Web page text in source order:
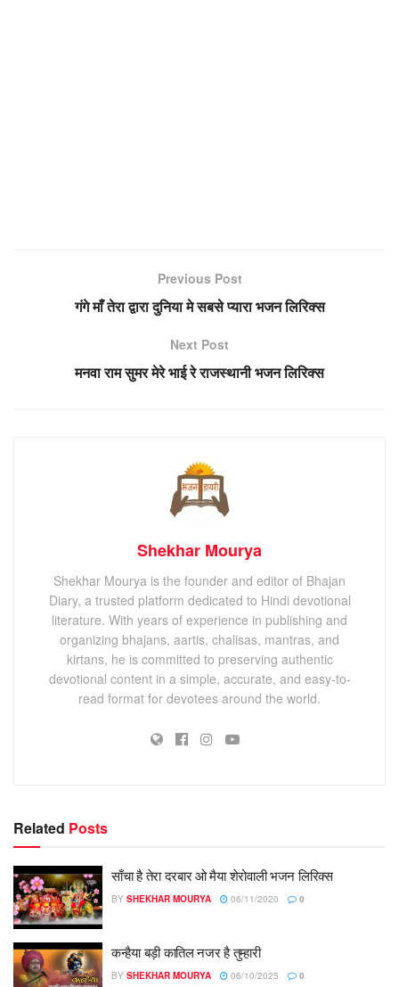
Previous Post
गंगे माँ तेरा द्वारा दुनिया मे सबसे प्यारा भजन लिरिक्स
Next Post
मनवा राम सुमर मेरे भाई रे राजस्थानी भजन लिरिक्स
Shekhar Mourya
Shekhar Mourya is the founder and editor of Bhajan
Diary, a trusted platform dedicated to Hindi devotional
literature. With years of experience in publishing and
organizing bhajans, aartis, chalisas, mantras, and
kirtans, he is committed to preserving authentic
devotional content in a simple, accurate, and easy-to-
read format for devotees around the world.
Related Posts
साँचा है तेरा दरबार ओ मैया शेरोवाली भजन लिरिक्स
BY SHEKHAR MOURYA 06/11/2020 0
कन्हैया बड़ी कातिल नजर है तुम्हारी
BY SHEKHAR MOURYA 06/10/2025 0